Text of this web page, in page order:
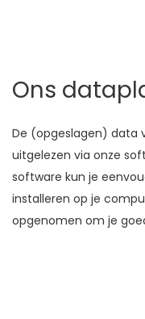
Ons
De (opgeslagen) data
uitgelezen via onze
software kun je
installeren op je
opgenomen om je